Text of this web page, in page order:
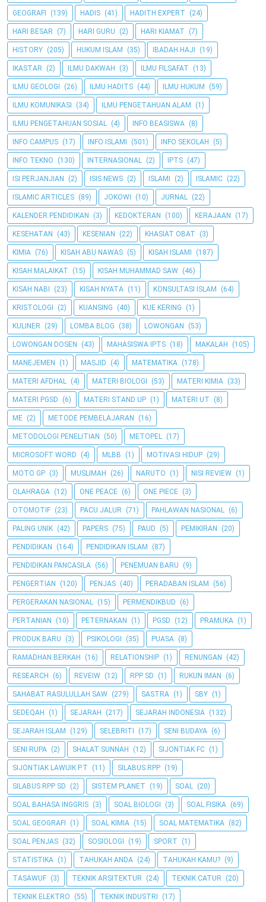
GEOGRAFI (139) HADIS (41) HADITH EXPERT (24)
HARI BESAR (7) HARI GURU (2) HARI KIAMAT (7)
HISTORY (205) HUKUM ISLAM (35) IBADAH HAJI (19)
IKASTAR (2) ILMU DAKWAH (3) ILMU FILSAFAT (13)
ILMU GEOLOGI (26) ILMU HADITS (44) ILMU HUKUM (59)
ILMU KOMUNIKASI (34) ILMU PENGETAHUAN ALAM (1)
ILMU PENGETAHUAN SOSIAL (4) INFO BEASISWA (8)
INFO CAMPUS (17) INFO ISLAMI (501) INFO SEKOLAH (5)
INFO TEKNO (130) INTERNASIONAL (2) IPTS (47)
ISI PERJANJIAN (2) ISIS NEWS (2) ISLAMI (2) ISLAMIC (22)
ISLAMIC ARTICLES (89) JOKOWI (10) JURNAL (22)
KALENDER PENDIDIKAN (3) KEDOKTERAN (100) KERAJAAN (17)
KESEHATAN (43) KESENIAN (22) KHASIAT OBAT (3)
KIMIA (76) KISAH ABU NAWAS (5) KISAH ISLAMI (187)
KISAH MALAIKAT (15) KISAH MUHAMMAD SAW (46)
KISAH NABI (23) KISAH NYATA (11) KONSULTASI ISLAM (64)
KRISTOLOGI (2) KUANSING (40) KUE KERING (1)
KULINER (29) LOMBA BLOG (38) LOWONGAN (53)
LOWONGAN DOSEN (43) MAHASISWA IPTS (18) MAKALAH (105)
MANEJEMEN (1) MASJID (4) MATEMATIKA (178)
MATERI AFDHAL (4) MATERI BIOLOGI (53) MATERI KIMIA (33)
MATERI PGSD (6) MATERI STAND UP (1) MATERI UT (8)
ME (2) METODE PEMBELAJARAN (16)
METODOLOGI PENELITIAN (50) METOPEL (17)
MICROSOFT WORD (4) MLBB (1) MOTIVASI HIDUP (29)
MOTO GP (3) MUSLIMAH (26) NARUTO (1) NISI REVIEW (1)
OLAHRAGA (12) ONE PEACE (6) ONE PIECE (3)
OTOMOTIF (23) PACU JALUR (71) PAHLAWAN NASIONAL (6)
PALING UNIK (42) PAPERS (75) PAUD (5) PEMIKIRAN (20)
PENDIDIKAN (164) PENDIDIKAN ISLAM (87)
PENDIDIKAN PANCASILA (56) PENEMUAN BARU (9)
PENGERTIAN (120) PENJAS (40) PERADABAN ISLAM (56)
PERGERAKAN NASIONAL (15) PERMENDIKBUD (6)
PERTANIAN (10) PETERNAKAN (1) PGSD (12) PRAMUKA (1)
PRODUK BARU (3) PSIKOLOGI (35) PUASA (8)
RAMADHAN BERKAH (16) RELATIONSHIP (1) RENUNGAN (42)
RESEARCH (6) REVEIW (12) RPP SD (1) RUKUN IMAN (6)
SAHABAT RASULULLAH SAW (279) SASTRA (1) SBY (1)
SEDEQAH (1) SEJARAH (217) SEJARAH INDONESIA (132)
SEJARAH ISLAM (129) SELEBRITI (17) SENI BUDAYA (6)
SENI RUPA (2) SHALAT SUNNAH (12) SIJONTIAK FC (1)
SIJONTIAK LAWUIK P.T (11) SILABUS RPP (19)
SILABUS RPP SD (2) SISTEM PLANET (19) SOAL (20)
SOAL BAHASA INGGRIS (3) SOAL BIOLOGI (3) SOAL FISIKA (69)
SOAL GEOGRAFI (1) SOAL KIMIA (15) SOAL MATEMATIKA (82)
SOAL PENJAS (32) SOSIOLOGI (19) SPORT (1)
STATISTIKA (1) TAHUKAH ANDA (24) TAHUKAH KAMU? (9)
TASAWUF (3) TEKNIK ARSITEKTUR (24) TEKNIK CATUR (20)
TEKNIK ELEKTRO (55) TEKNIK INDUSTRI (17)